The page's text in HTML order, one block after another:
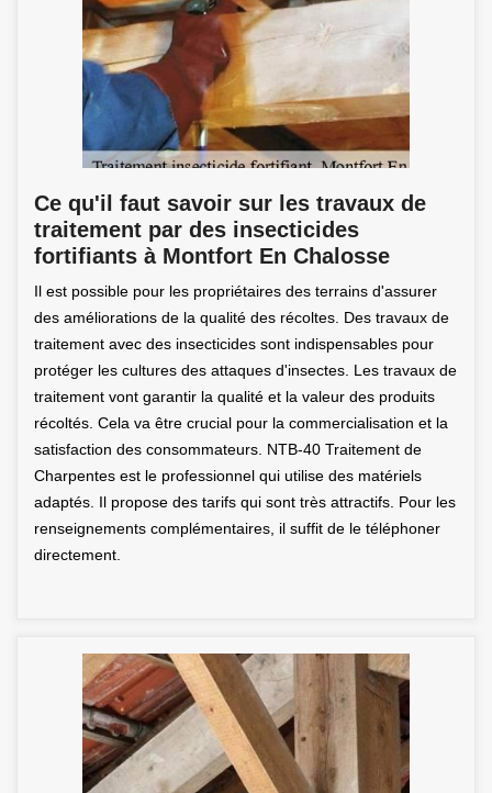
Ce qu'il faut savoir sur les travaux de
traitement par des insecticides
fortifiants à Montfort En Chalosse
Il est possible pour les propriétaires des terrains d'assurer
des améliorations de la qualité des récoltes. Des travaux de
traitement avec des insecticides sont indispensables pour
protéger les cultures des attaques d'insectes. Les travaux de
traitement vont garantir la qualité et la valeur des produits
récoltés. Cela va être crucial pour la commercialisation et la
satisfaction des consommateurs. NTB-40 Traitement de
Charpentes est le professionnel qui utilise des matériels
adaptés. Il propose des tarifs qui sont très attractifs. Pour les
renseignements complémentaires, il suffit de le téléphoner
directement.